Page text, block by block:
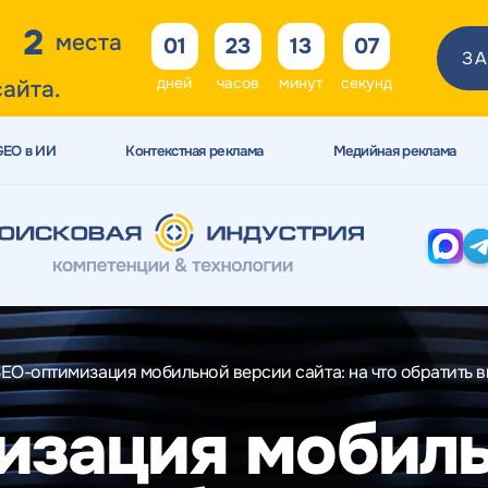
2 места
01
дней
23
часов
13
минут
05
секунд
в ИИ Контекстная реклама Медийная реклама
оптимизация мобильной версии сайта: на что обратить